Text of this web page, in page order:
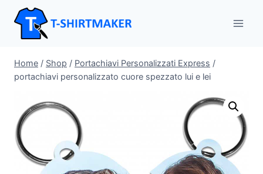
Salta
contenuto
Home / Shop / Portachiavi Personalizzati Express /
portachiavi personalizzato cuore spezzato lui e lei